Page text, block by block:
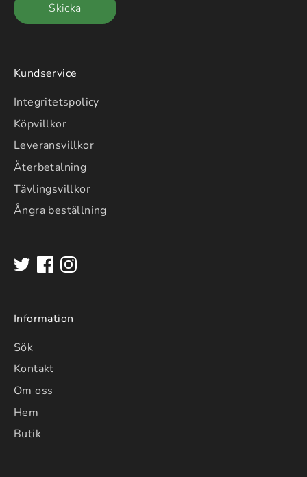
Skicka
Kundservice
Integritetspolicy
Köpvillkor
Leveransvillkor
Återbetalning
Tävlingsvillkor
Ångra beställning
Information
Sök
Kontakt
Om oss
Hem
Butik